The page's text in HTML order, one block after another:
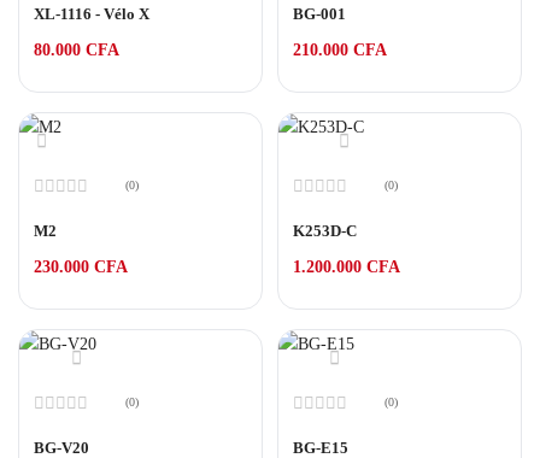
0
5
XL-1116 - Vélo X
80.000 CFA
0
5
BG-001
210.000 CFA
0
5
(0)
M2
230.000 CFA
0
5
(0)
K253D-C
1.200.000 CFA
0
(0)
BG-V20
0
(0)
BG-E15